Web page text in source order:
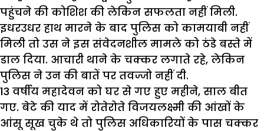
पहुंचने की कोशिश की लेकिन सफलता नहीं मिली.
इधरउधर हाथ मारने के बाद पुलिस को कामयाबी नहीं
मिली तो उस ने इस संवेदनशील मामले को ठंडे बस्ते में
डाल दिया. आचारी थाने के चक्कर लगाते रहे, लेकिन
पुलिस ने उन की बातें पर तवज्जो नहीं दी.
13 वर्षीय महादेवन को घर से गए हुए महीने, साल बीत
गए. बेटे की याद में रोतेरोते विजयलक्ष्मी की आंखों के
आंसू सूख चुके थे तो पुलिस अधिकारियों के पास चक्कर